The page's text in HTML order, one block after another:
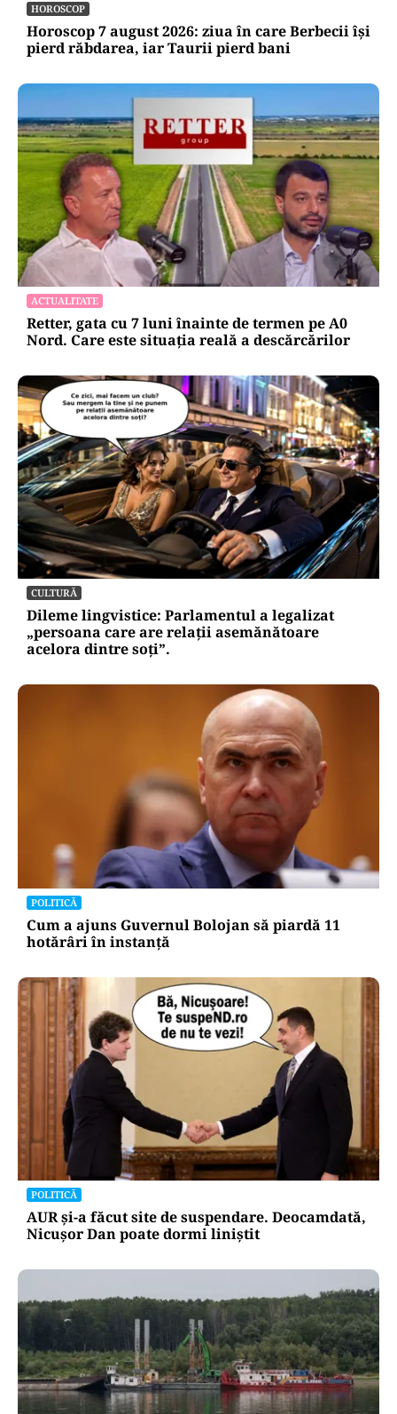
HOROSCOP
Horoscop 7 august 2026: ziua în care Berbecii își
pierd răbdarea, iar Taurii pierd bani
ACTUALITATE
Retter, gata cu 7 luni înainte de termen pe A0
Nord. Care este situația reală a descărcărilor
CULTURĂ
Dileme lingvistice: Parlamentul a legalizat
„persoana care are relații asemănătoare
acelora dintre soți”.
POLITICĂ
Cum a ajuns Guvernul Bolojan să piardă 11
hotărâri în instanță
POLITICĂ
AUR și-a făcut site de suspendare. Deocamdată,
Nicușor Dan poate dormi liniștit